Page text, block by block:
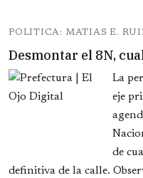
POLITICA: MATIAS E.
Desmontar el 8N,
La
eje
de
definitiva de la calle.